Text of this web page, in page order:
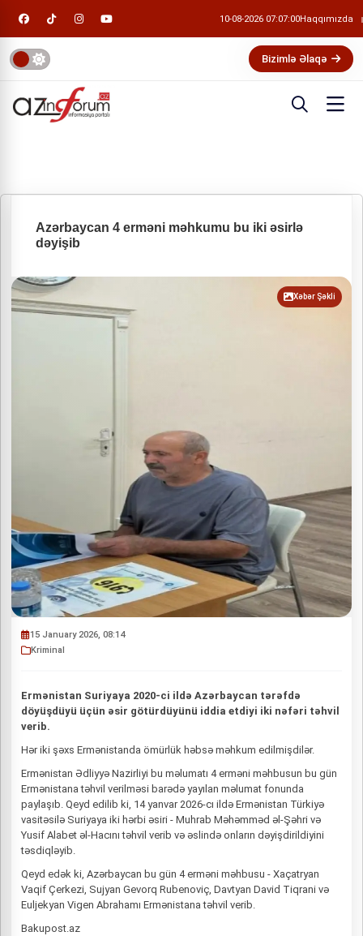
10-08-2026 07:07:00Haqqımızda
Bizimlə Əlaqə
Azərbaycan 4 erməni məhkumu bu iki əsirlə
dəyişib
Xəbər Şəkli
15 January 2026, 08:14
Kriminal
Ermənistan Suriyaya 2020-ci ildə Azərbaycan tərəfdə
döyüşdüyü üçün əsir götürdüyünü iddia etdiyi iki nəfəri təhvil
verib.
Hər iki şəxs Ermənistanda ömürlük həbsə məhkum edilmişdilər.
Ermənistan Ədliyyə Nazirliyi bu məlumatı 4 erməni məhbusun bu gün
Ermənistana təhvil verilməsi barədə yayılan məlumat fonunda
paylaşıb. Qeyd edilib ki, 14 yanvar 2026-cı ildə Ermənistan Türkiyə
vasitəsilə Suriyaya iki hərbi əsiri - Muhrab Məhəmməd əl-Şəhri və
Yusif Alabet əl-Hacını təhvil verib və əslində onların dəyişdirildiyini
təsdiqləyib.
Qeyd edək ki, Azərbaycan bu gün 4 erməni məhbusu - Xaçatryan
Vaqif Çerkezi, Sujyan Gevorq Rubenoviç, Davtyan David Tiqrani və
Euljekyan Vigen Abrahamı Ermənistana təhvil verib.
Bakupost.az